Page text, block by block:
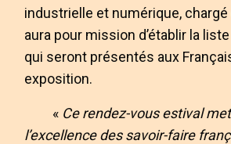
industrielle et numérique, chargé
aura pour mission d’établir la
qui seront présentés aux
exposition.
« Ce rendez-vous estival
l’excellence des savoir-faire